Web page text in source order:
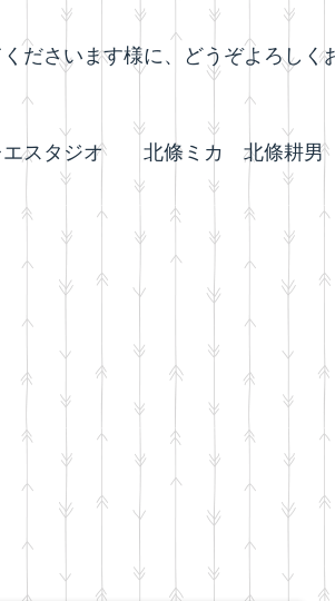
くださいます様に、どうぞよろしく
レエスタジオ 北條ミカ 北條耕男